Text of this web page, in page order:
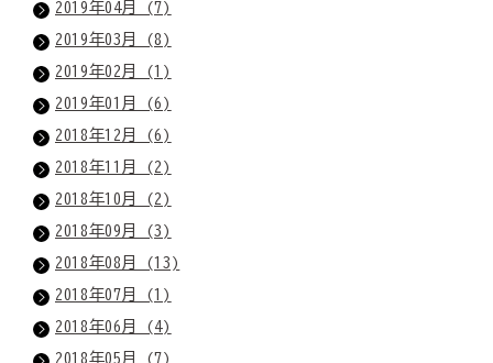
2019年04月 (7)
2019年03月 (8)
2019年02月 (1)
2019年01月 (6)
2018年12月 (6)
2018年11月 (2)
2018年10月 (2)
2018年09月 (3)
2018年08月 (13)
2018年07月 (1)
2018年06月 (4)
2018年05月 (7)